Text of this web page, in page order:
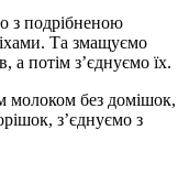
з подрібненою
Та змащуємо
потім з’єднуємо їх.
молоком без домішок,
з’єднуємо з